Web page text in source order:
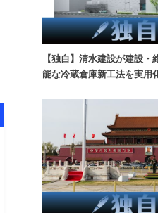
【独自】清水建設が建設
能な冷蔵倉庫新工法を実用